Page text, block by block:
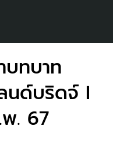
บทบาท
นด์บริดจ์ I
. 67